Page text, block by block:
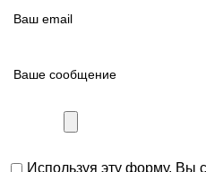
Используя эту форму, Вы